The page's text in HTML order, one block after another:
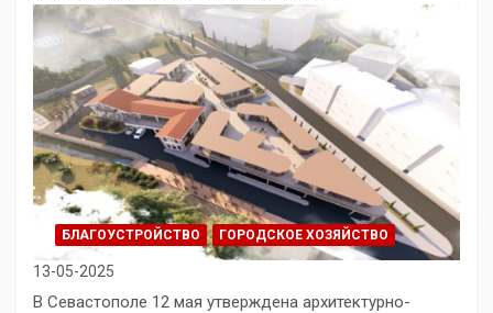
БЛАГОУСТРОЙСТВО ГОРОДСКОЕ ХОЗЯЙСТВО
13-05-2025
В Севастополе 12 мая утверждена архитектурно-